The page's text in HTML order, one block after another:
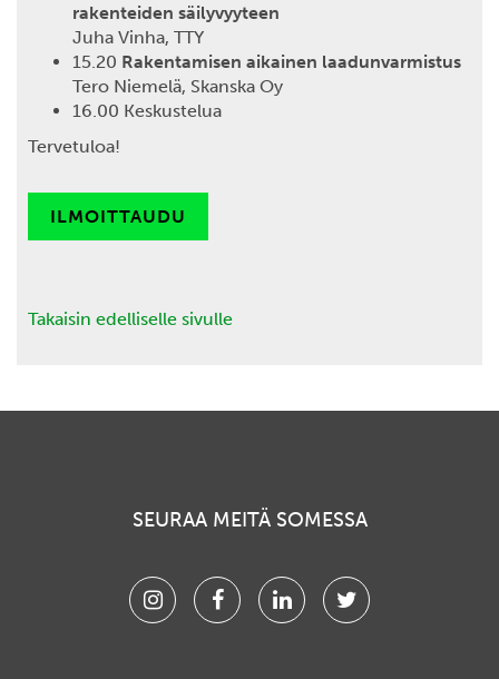
rakenteiden säilyvyyteen
Juha Vinha, TTY
15.20 Rakentamisen aikainen laadunvarmistus
Tero Niemelä, Skanska Oy
16.00 Keskustelua
Tervetuloa!
ILMOITTAUDU
Takaisin edelliselle sivulle
SEURAA MEITÄ SOMESSA
InstagramFacebookLinkedinTwitter